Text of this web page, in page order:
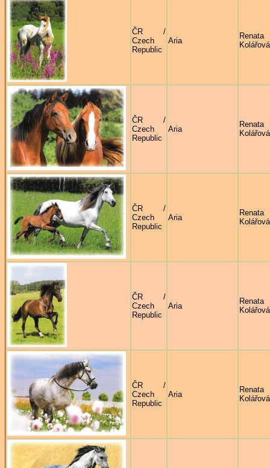
ČR /
Czech
Republic
Aria
Renata
Kolářová
ČR /
Czech
Republic
Aria
Renata
Kolářová
ČR /
Czech
Republic
Aria
Renata
Kolářová
ČR /
Czech
Republic
Aria
Renata
Kolářová
ČR /
Czech
Republic
Aria
Renata
Kolářová